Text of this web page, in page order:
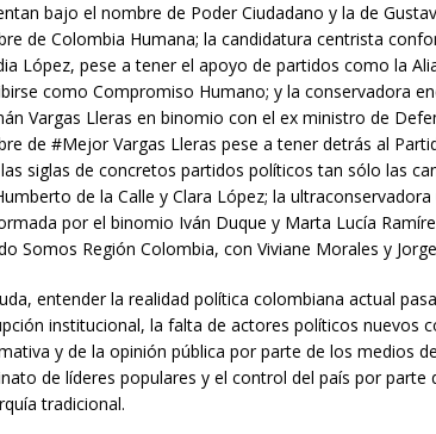
bajo el nombre de Poder Ciudadano y la de
de Colombia Humana; la candidatura centrista
López, pese a tener el apoyo de partidos como la
como Compromiso Humano; y la conservadora
Vargas Lleras en binomio con el ex ministro de
de #Mejor Vargas Lleras pese a tener detrás al
siglas de concretos partidos políticos tan sólo las
de la Calle y Clara López; la
por el binomio Iván Duque y Marta Lucía
Somos Región Colombia, con Viviane Morales y
entender la realidad política colombiana actual
institucional, la falta de actores políticos nuevos
y de la opinión pública por parte de los medios
de líderes populares y el control del país por parte
tradicional.